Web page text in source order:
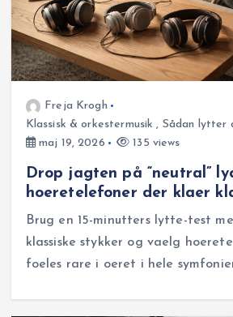
Freja Krogh
Klassisk & orkestermusik , Sådan lytter
maj 19, 2026
135 views
Drop jagten på “neutral”
hoeretelefoner der klaer
Brug en 15-minutters lytte-test
klassiske stykker og vaelg
foeles rare i oeret i hele